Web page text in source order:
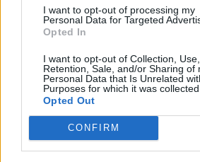
I want to opt-out of processing my
Personal Data for Targeted
Opted In
I want to opt-out of Collection, Use,
Retention, Sale, and/or Sharing of
Personal Data that Is Unrelated
Purposes for which it was collected.
Opted Out
CONFIRM
Έχω διαβάσει, κατανοώ και
χρήσηςκαι τηδήλωση εχεμύθειας